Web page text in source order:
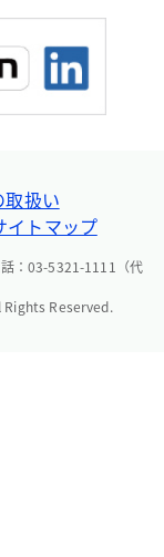
取扱い
イトマップ
：03-5321-1111（代
Reserved.